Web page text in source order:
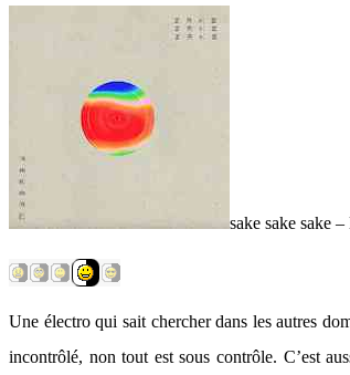
sake sake sake
Une électro qui sait chercher dans les autres
incontrôlé, non tout est sous contrôle. C’est